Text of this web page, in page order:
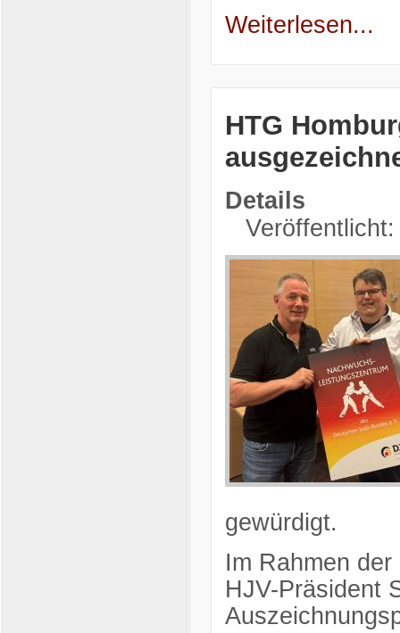
Weiterlesen...
HTG
Details
gewürdigt.
Im Rahmen
HJV-Präsident